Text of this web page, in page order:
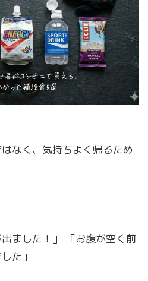
なく、気持ちよく帰るため
ました！」 「お腹が空く前
た」